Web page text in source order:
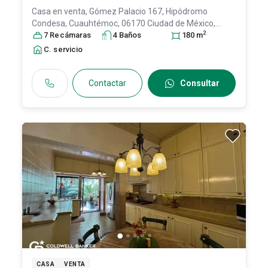
Casa en venta, Gómez Palacio 167, Hipódromo
Condesa, Cuauhtémoc, 06170 Ciudad de México,
CDMX #167, Col. Hipódromo Condesa,Cuauhtémoc
DF / CDMX, México
7 Recámaras 4 Baños 180 m2
C. servicio
Contactar Consultar
CASA VENTA